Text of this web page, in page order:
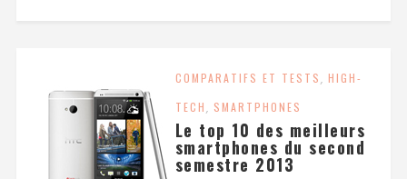
COMPARATIFS ET TESTS, HIGH-
TECH, SMARTPHONES
Le top 10 des meilleurs
smartphones du second
semestre 2013